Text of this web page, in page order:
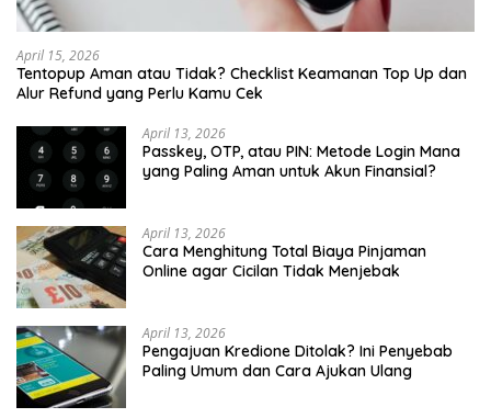
April 15, 2026
Tentopup Aman atau Tidak? Checklist Keamanan Top Up dan
Alur Refund yang Perlu Kamu Cek
April 13, 2026
Passkey, OTP, atau PIN: Metode Login Mana
yang Paling Aman untuk Akun Finansial?
April 13, 2026
Cara Menghitung Total Biaya Pinjaman
Online agar Cicilan Tidak Menjebak
April 13, 2026
Pengajuan Kredione Ditolak? Ini Penyebab
Paling Umum dan Cara Ajukan Ulang